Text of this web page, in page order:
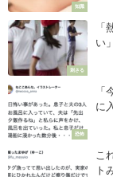
知識
刺さる
「
い
恐怖
「
に
こ
ト